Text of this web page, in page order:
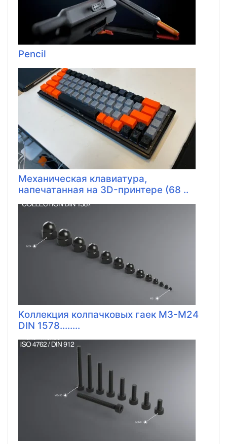
Pencil
Механическая клавиатура,
напечатанная на 3D-принтере (68 ..
Коллекция колпачковых гаек M3-M24
DIN 1578........